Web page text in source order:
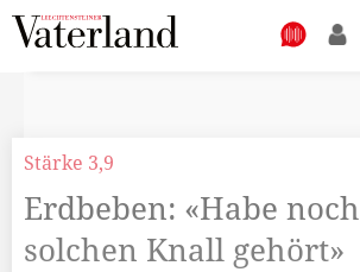
Stärke 3,9
Erdbeben: «Habe
solchen Knall gehört»